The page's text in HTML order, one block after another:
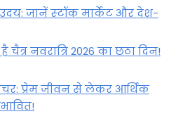
जानें स्‍टॉक मार्केट और देश-
नवरात्रि 2026 का छठा दिन!
प्रेम जीवन से लेकर आर्थिक